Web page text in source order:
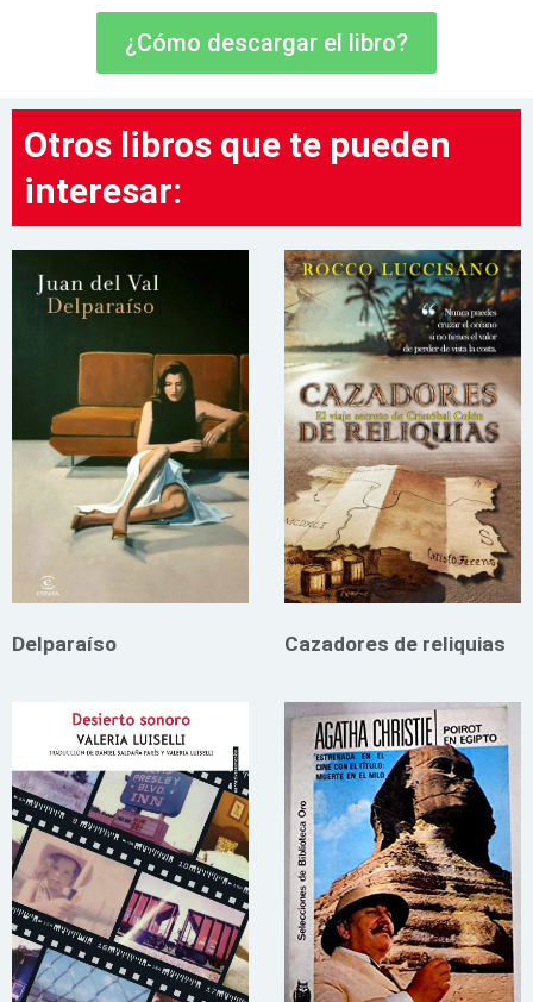
¿Cómo descargar el libro?
Otros libros que te pueden
interesar:
Delparaíso Cazadores de reliquias